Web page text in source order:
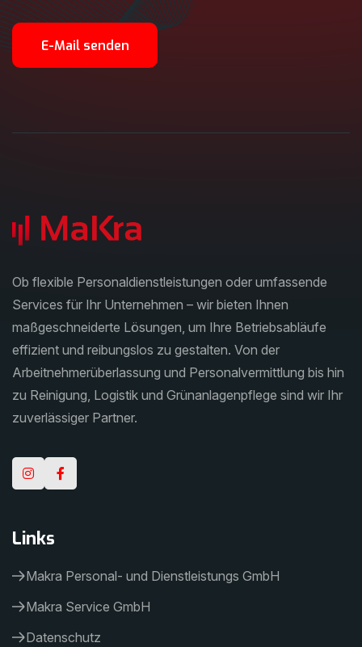
Ob flexible Personaldienstleistungen oder umfassende
Services für Ihr Unternehmen – wir bieten Ihnen
maßgeschneiderte Lösungen, um Ihre Betriebsabläufe
effizient und reibungslos zu gestalten. Von der
Arbeitnehmerüberlassung und Personalvermittlung bis hin
zu Reinigung, Logistik und Grünanlagenpflege sind wir Ihr
zuverlässiger Partner.
Links
Makra Personal- und Dienstleistungs GmbH
Makra Service GmbH
Datenschutz